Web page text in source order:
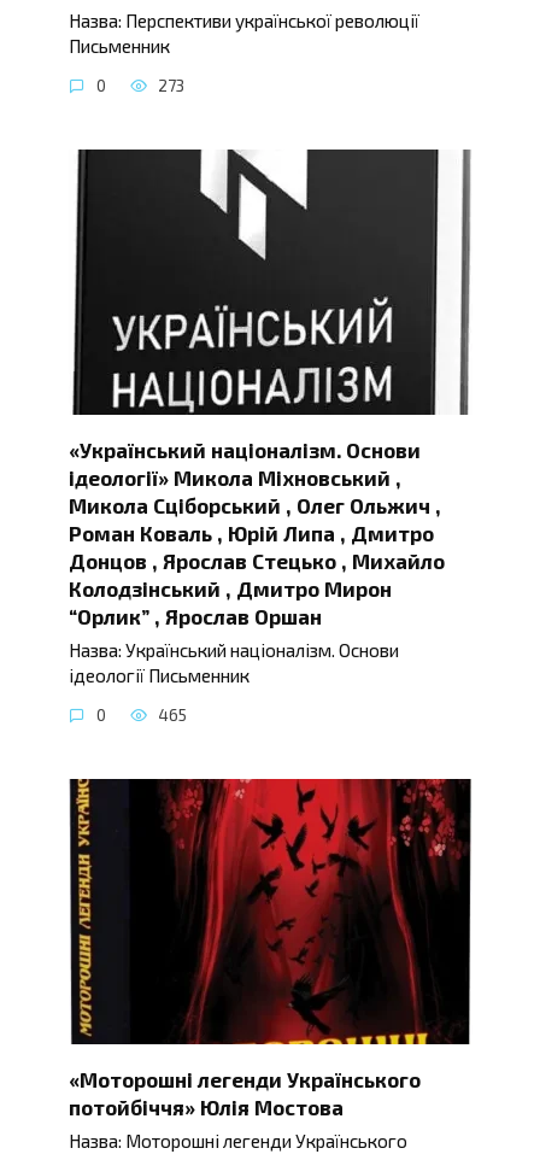
Назва: Перспективи української революції
Письменник
0 273
«Український націоналізм. Основи
ідеології» Микола Міхновський ,
Микола Сціборський , Олег Ольжич ,
Роман Коваль , Юрій Липа , Дмитро
Донцов , Ярослав Стецько , Михайло
Колодзінський , Дмитро Мирон
“Орлик” , Ярослав Оршан
Назва: Український націоналізм. Основи
ідеології Письменник
0 465
«Моторошні легенди Українського
потойбіччя» Юлія Мостова
Назва: Моторошні легенди Українського